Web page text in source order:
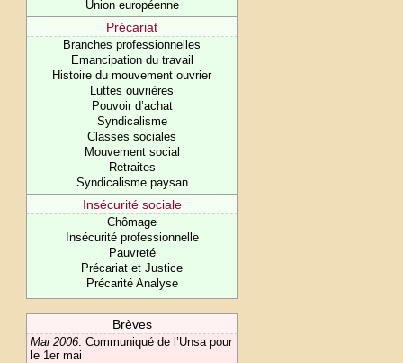
Union européenne
Précariat
Branches professionnelles
Emancipation du travail
Histoire du mouvement ouvrier
Luttes ouvrières
Pouvoir d’achat
Syndicalisme
Classes sociales
Mouvement social
Retraites
Syndicalisme paysan
Insécurité sociale
Chômage
Insécurité professionnelle
Pauvreté
Précariat et Justice
Précarité Analyse
Brèves
Mai 2006:Communiqué de l’Unsa pour
le 1er mai